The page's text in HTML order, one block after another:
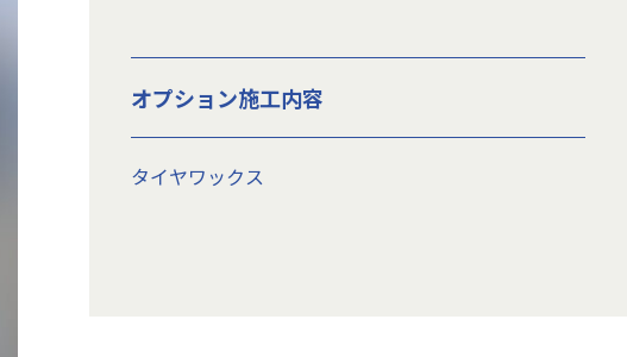
オプション施工内容
タイヤワックス